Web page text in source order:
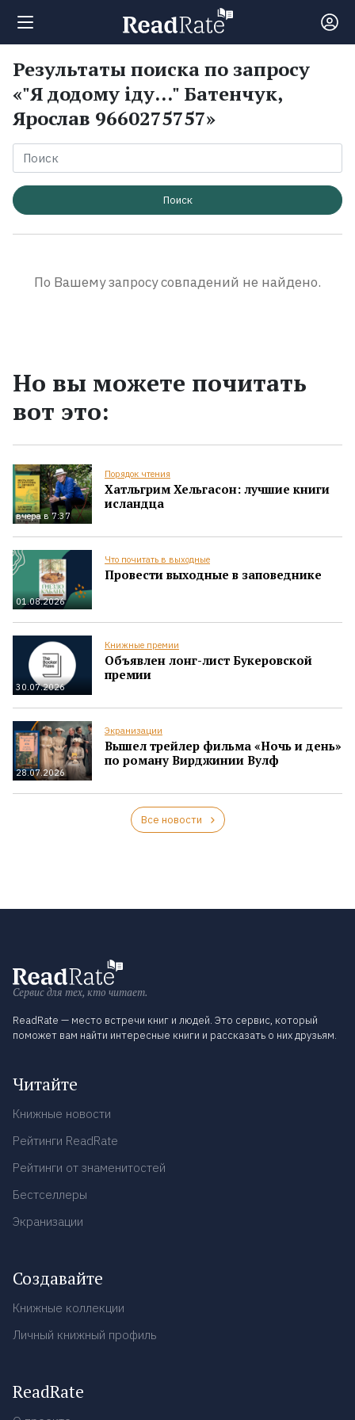
Поиск
Новости
Рейтинги
Экранизации
Результаты поиска по запросу
«"Я додому іду..." Батенчук,
Ярослав 9660275757»
Поиск
По Вашему запросу совпадений не найдено.
Но вы можете почитать
вот это:
вчера в 7:37
Порядок чтения
Хатльгрим Хельгасон: лучшие книги
исландца
01.08.2026
Что почитать в выходные
Провести выходные в заповеднике
30.07.2026
Книжные премии
Объявлен лонг-лист Букеровской
премии
28.07.2026
Экранизации
Вышел трейлер фильма «Ночь и день»
по роману Вирджинии Вулф
Все новости
Сервис для тех, кто читает.
ReadRate — место встречи книг и людей. Это сервис, который
поможет вам найти интересные книги и рассказать о них друзьям.
Читайте
Книжные новости
Рейтинги ReadRate
Рейтинги от знаменитостей
Бестселлеры
Экранизации
Создавайте
Книжные коллекции
Личный книжный профиль
ReadRate